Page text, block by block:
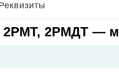
2РМТ, 2РМДТ —